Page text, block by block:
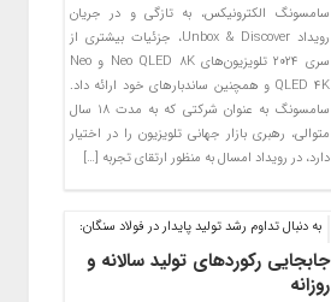
سامسونگ الکترونیکس، به تازگی و در جریان
رویداد Unbox & Discover، جزئیات بیشتری از
سری ۲۰۲۴ تلویزیون‌های Neo QLED 8K و Neo
QLED 4K و همچنین ساندبارهای خود ارائه داد.
سامسونگ به ‌عنوان شرکتی که به مدت ۱۸ سال
متوالی، رهبری بازار جهانی تلویزیون را در اختیار
دارد، در رویداد امسال به منظور ارتقای تجربه […]
به دنبال تداوم رشد تولید پایدار در فولاد سنگان:
جابجایی رکوردهای تولید سالانه و
روزانه